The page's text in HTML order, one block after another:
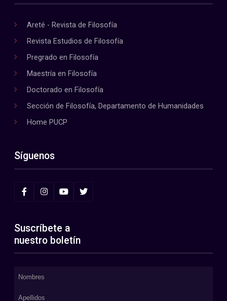
Areté - Revista de Filosofía
Revista Estudios de Filosofía
Pregrado en Filosofía
Maestría en Filosofía
Doctorado en Filosofía
Sección de Filosofía, Departamento de Humanidades
Home PUCP
Síguenos
Suscríbete a
nuestro boletín